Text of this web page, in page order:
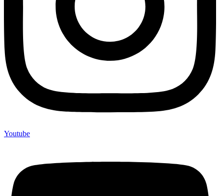
Youtube